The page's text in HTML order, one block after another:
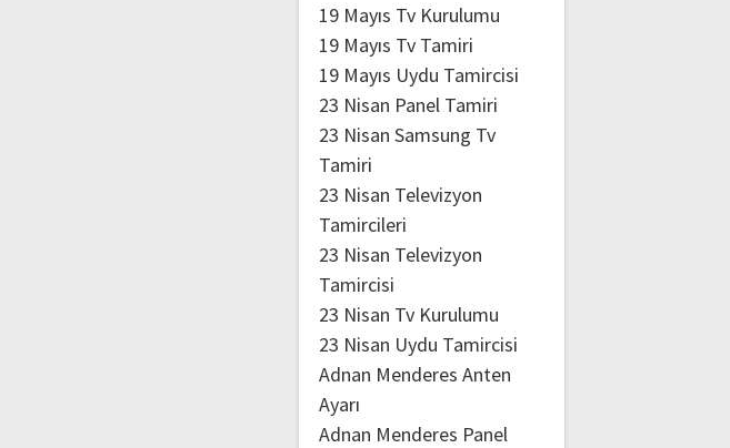
19 Mayıs Tv Kurulumu
19 Mayıs Tv Tamiri
19 Mayıs Uydu Tamircisi
23 Nisan Panel Tamiri
23 Nisan Samsung Tv
Tamiri
23 Nisan Televizyon
Tamircileri
23 Nisan Televizyon
Tamircisi
23 Nisan Tv Kurulumu
23 Nisan Uydu Tamircisi
Adnan Menderes Anten
Ayarı
Adnan Menderes Panel